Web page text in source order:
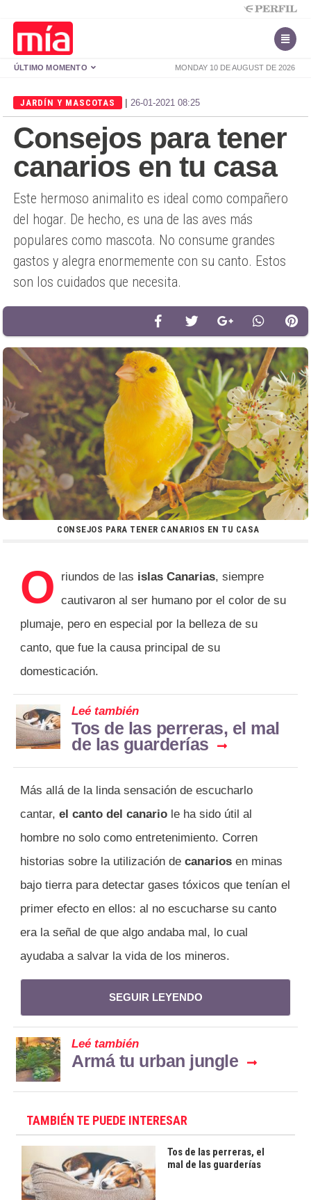
MONDAY 10 DE AUGUST DE 2026
ÚLTIMO MOMENTO
JARDÍN Y MASCOTAS | 26-01-2021 08:25
Consejos para tener
canarios en tu casa
Este hermoso animalito es ideal como compañero
del hogar. De hecho, es una de las aves más
populares como mascota. No consume grandes
gastos y alegra enormemente con su canto. Estos
son los cuidados que necesita.
CONSEJOS PARA TENER CANARIOS EN TU CASA
O riundos de las islas Canarias, siempre
cautivaron al ser humano por el color de su
plumaje, pero en especial por la belleza de su
canto, que fue la causa principal de su
domesticación.
Leé también
Tos de las perreras, el mal
de las guarderías
Más allá de la linda sensación de escucharlo
cantar, el canto del canario le ha sido útil al
hombre no solo como entretenimiento. Corren
historias sobre la utilización de canarios en minas
bajo tierra para detectar gases tóxicos que tenían el
primer efecto en ellos: al no escucharse su canto
era la señal de que algo andaba mal, lo cual
ayudaba a salvar la vida de los mineros.
SEGUIR LEYENDO
Leé también
Armá tu urban jungle
TAMBIÉN TE PUEDE INTERESAR
Tos de las perreras, el
mal de las guarderías